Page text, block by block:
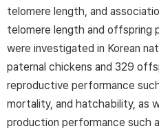
telomere length, and
telomere length and offspring
were investigated in Korean
paternal chickens and 329
reproductive performance
mortality, and hatchability, as
production performance such